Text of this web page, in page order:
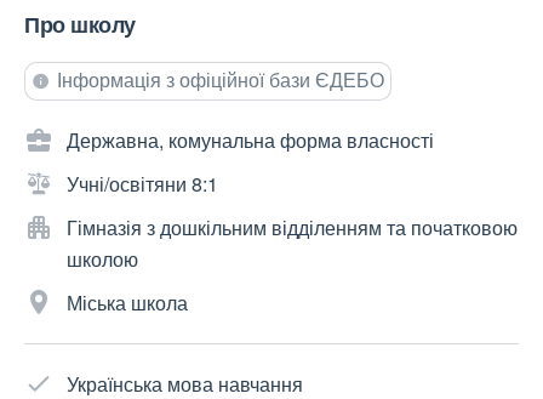
Про школу
Інформація з офіційної бази ЄДЕБО
Державна, комунальна форма власності
Учні/освітяни 8:1
Гімназія з дошкільним відділенням та початковою
школою
Міська школа
Українська мова навчання